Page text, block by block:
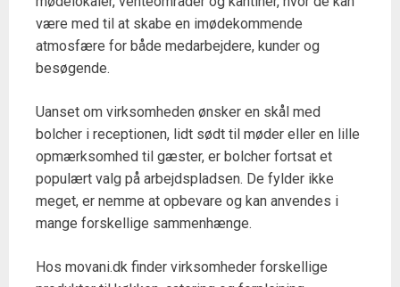
være med til at skabe en imødekommende
atmosfære for både medarbejdere, kunder og
besøgende.
Uanset om virksomheden ønsker en skål med
bolcher i receptionen, lidt sødt til møder eller en lille
opmærksomhed til gæster, er bolcher fortsat et
populært valg på arbejdspladsen. De fylder ikke
meget, er nemme at opbevare og kan anvendes i
mange forskellige sammenhænge.
Hos movani.dk finder virksomheder forskellige